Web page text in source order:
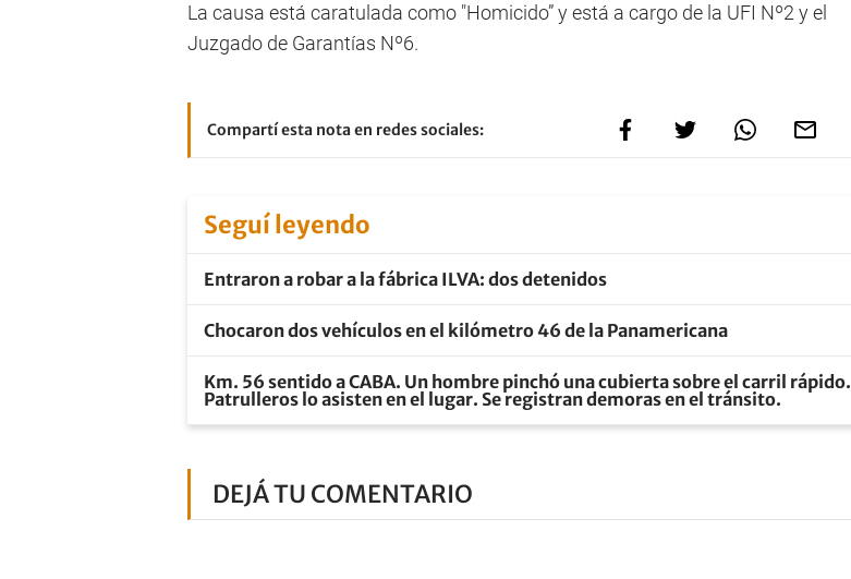
La causa está caratulada como "Homicido” y está a cargo de la UFI Nº2 y el
Juzgado de Garantías Nº6.
Compartí esta nota en redes sociales:
Seguí leyendo
Entraron a robar a la fábrica ILVA: dos detenidos
Chocaron dos vehículos en el kilómetro 46 de la Panamericana
Km. 56 sentido a CABA. Un hombre pinchó una cubierta sobre el carril rápido.
Patrulleros lo asisten en el lugar. Se registran demoras en el tránsito.
DEJÁ TU COMENTARIO